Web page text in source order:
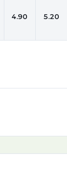
4.90 5.20